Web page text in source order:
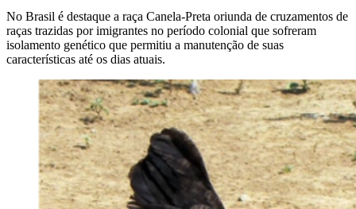
No Brasil é destaque a raça Canela-Preta oriunda de cruzamentos de
raças trazidas por imigrantes no período colonial que sofreram
isolamento genético que permitiu a manutenção de suas
características até os dias atuais.